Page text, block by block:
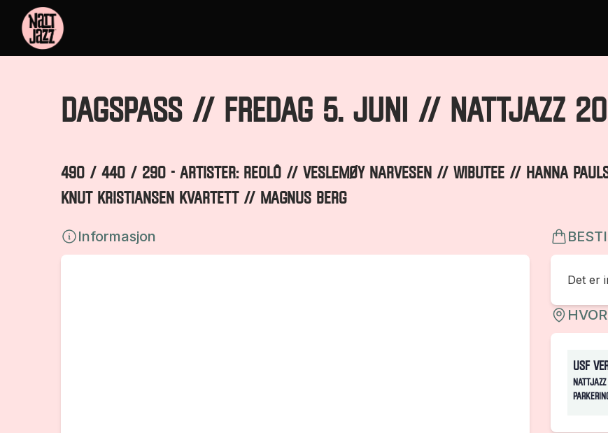
Dagspass // FREDAG 5. JUNI // Nattjazz
490 / 440 / 290 - ARTISTER: REOLÔ // VESLEMØY NARVESEN // WIBUTEE // HANNA
KNUT KRISTIANSEN KVARTETT // MAGNUS BERG
Informasjon
Det er
USF
Nattjazz